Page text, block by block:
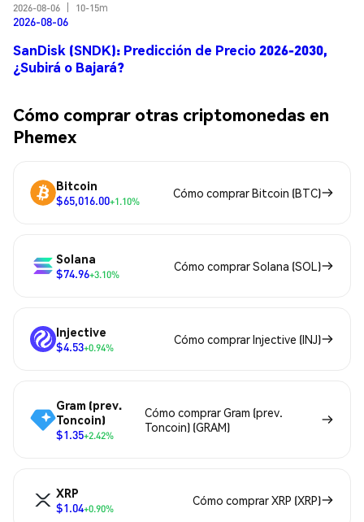
2026-08-06
10-15m
2026-08-06
SanDisk (SNDK): Predicción de Precio 2026-2030,
¿Subirá o Bajará?
Cómo comprar otras criptomonedas en
Phemex
Bitcoin
$65,016.00+1.10%
Cómo comprar Bitcoin (BTC)
Solana
$74.96+3.10%
Cómo comprar Solana (SOL)
Injective
$4.53+0.94%
Cómo comprar Injective (INJ)
Gram (prev.
Toncoin)
$1.35+2.42%
Cómo comprar Gram (prev.
Toncoin) (GRAM)
XRP
$1.04+0.90%
Cómo comprar XRP (XRP)